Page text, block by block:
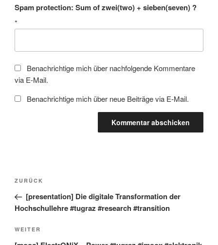
Spam protection: Sum of zwei(two) + sieben(seven) ?
*
Benachrichtige mich über nachfolgende Kommentare
via E-Mail.
Benachrichtige mich über neue Beiträge via E-Mail.
Beitragsnavigation
Vorheriger
Beitrag
ZURÜCK
[presentation] Die digitale Transformation der
Hochschullehre #tugraz #research #transition
Nächster
Beitrag
WEITER